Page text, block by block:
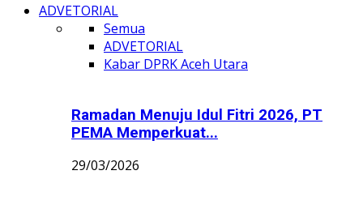
ADVETORIAL
Semua
ADVETORIAL
Kabar DPRK Aceh Utara
Ramadan Menuju Idul Fitri 2026, PT
PEMA Memperkuat...
29/03/2026